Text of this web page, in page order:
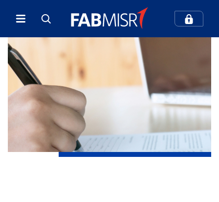
كيف يمكننا مساعدتك؟
الخدمات المصرفية الرقمية